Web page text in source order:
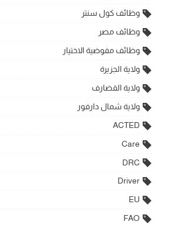
وظائف كول سنتر
وظائف مصر
وظائف مفوضية الاختيار
ولاية الجزيرة
ولاية القضارف
ولاية شمال دارفور
ACTED
Care
DRC
Driver
EU
FAO